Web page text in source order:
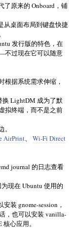
了原来的 Onboard，铺
从桌面布局到键盘快捷
发行版的特色，在
不过现在它可以随意
根据系统需求伸缩，
换 LightDM 成为了默
拟终端，而不是之前
AirPrint
Wi-Fi Direct
journal 的日志查看
现在 Ubuntu 使用的
装 gnome-session，
，也可以安装 vanilla-
心应用。